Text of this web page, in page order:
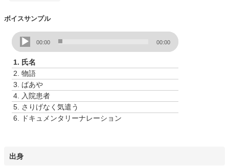
ボイスサンプル
音
声
レ
ー
ヤ
ー
00:00 00:00
1. 氏名
2. 物語
3. ばあや
4.
入院患者
5. さりげなく気遣う
6.
ドキュメンタリーナレーション
出身